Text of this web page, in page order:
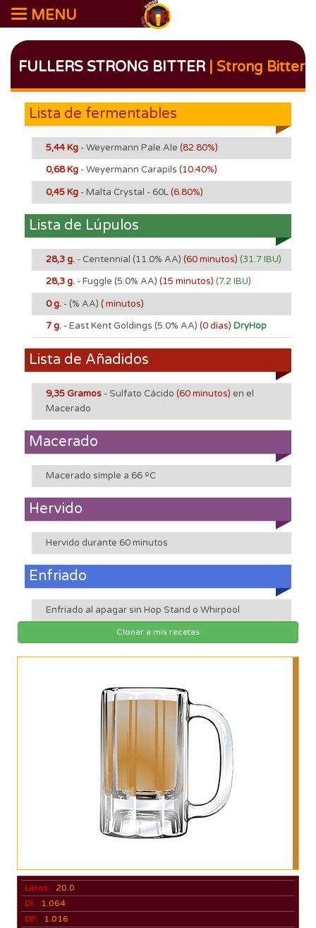
MENU
FULLERS STRONG BITTER | Strong Bitter
Lista de fermentables
5,44 Kg - Weyermann Pale Ale (82.80%)
0,68 Kg - Weyermann Carapils (10.40%)
0,45 Kg - Malta Crystal - 60L(6.80%)
Lista de Lúpulos
28,3 g. - Centennial (11.0% AA) (60 minutos) (31.7 IBU)
28,3 g. - Fuggle (5.0% AA) (15 minutos) (7.2 IBU)
0 g. - (% AA) ( minutos)
7 g. - East Kent Goldings (5.0% AA) (0 días) DryHop
Lista de Añadidos
9,35 Gramos - Sulfato Cácido (60 minutos) en el
Macerado
Macerado
Macerado simple a 66 ºC
Hervido
Hervido durante 60 minutos
Enfriado
Enfriado al apagar sin Hop Stand o Whirpool
Clonar a mis recetas
Litros:
20.0
DI:
1.064
DF:
1.016